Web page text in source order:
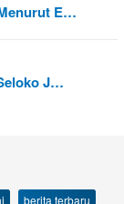
E…
J…
berita terbaru